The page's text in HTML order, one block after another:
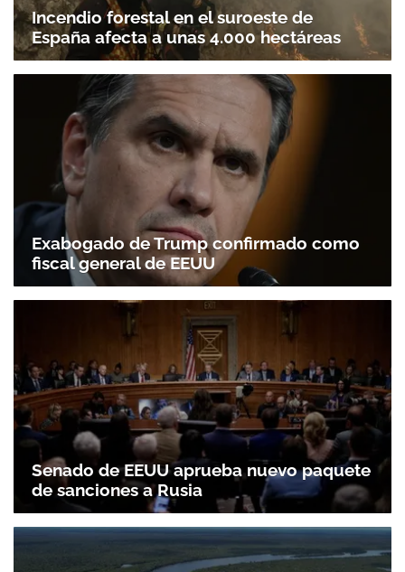
Incendio forestal en el suroeste de
España afecta a unas 4.000 hectáreas
Exabogado de Trump confirmado como
fiscal general de EEUU
Senado de EEUU aprueba nuevo paquete
de sanciones a Rusia